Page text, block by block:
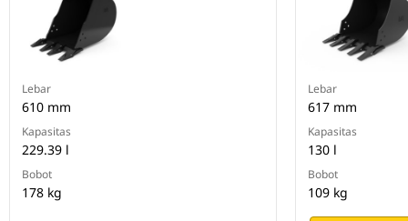
Lebar
610 mm
Kapasitas
229.39 l
Bobot
178 kg
Lebar
617 mm
Kapasitas
130 l
Bobot
109 kg